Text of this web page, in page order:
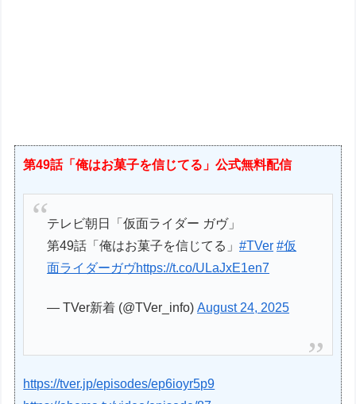
第49話「俺はお菓子を信じてる」公式無料配信
テレビ朝日「仮面ライダー ガヴ」
第49話「俺はお菓子を信じてる」#TVer #仮
面ライダーガヴhttps://t.co/ULaJxE1en7
— TVer新着 (@TVer_info)August 24, 2025
https://tver.jp/episodes/ep6ioyr5p9